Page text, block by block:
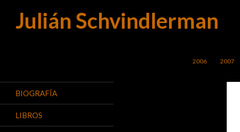
Julián Schvindlerman
Buscar
SALTAR AL
2006 2007
BIOGRAFÍA
LIBROS